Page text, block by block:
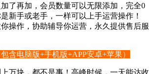
了再加，会员数量可以无限添加，完全0
新手或老手，一样可以上手运营操作！
操作，协助辅导你运营，永久提供售后服
含电脑版+手机版+APP安卓+苹果）
万块，都不是事！高峰时候，一天能达收